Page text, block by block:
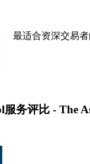
最适合资深交易
务评比 - The